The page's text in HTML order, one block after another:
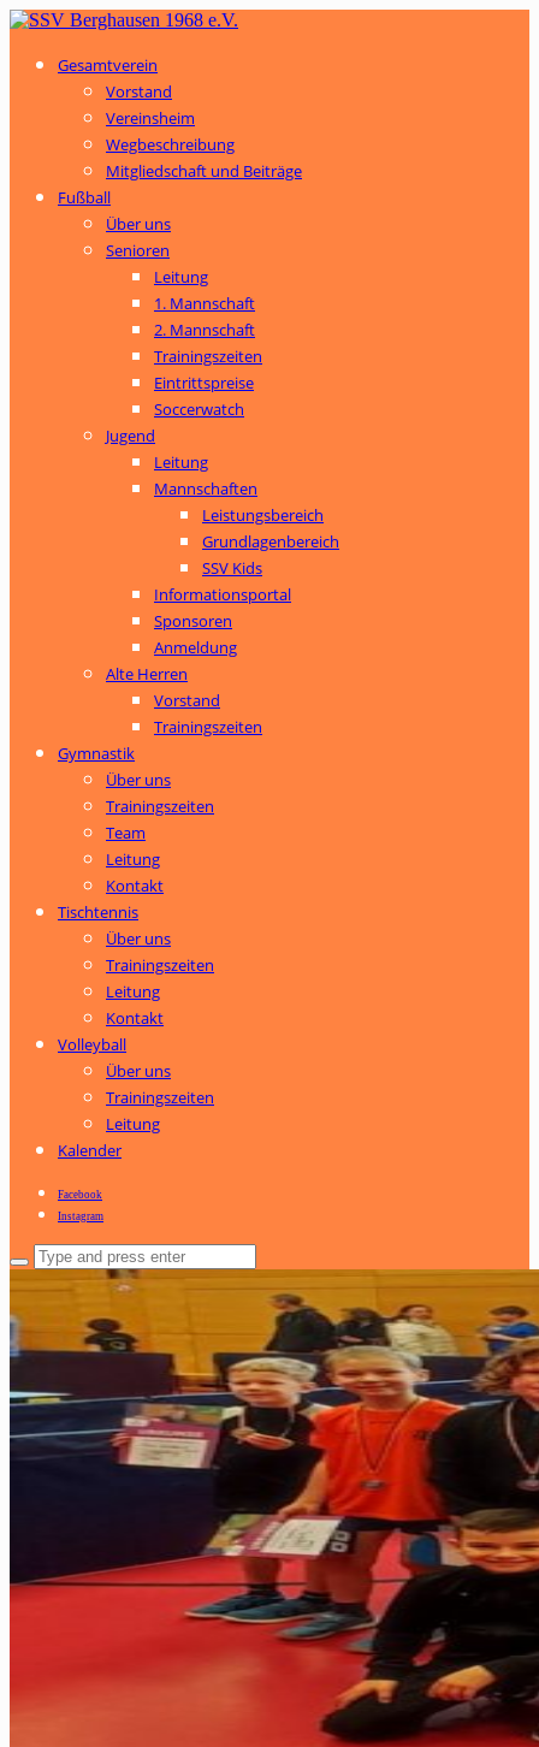
Gesamtverein
Vorstand
Vereinsheim
Wegbeschreibung
Mitgliedschaft und Beiträge
Fußball
Über uns
Senioren
Leitung
1. Mannschaft
2. Mannschaft
Trainingszeiten
Eintrittspreise
Soccerwatch
Jugend
Leitung
Mannschaften
Leistungsbereich
Grundlagenbereich
SSV Kids
Informationsportal
Sponsoren
Anmeldung
Alte Herren
Vorstand
Trainingszeiten
Gymnastik
Über uns
Trainingszeiten
Team
Leitung
Kontakt
Tischtennis
Über uns
Trainingszeiten
Leitung
Kontakt
Volleyball
Über uns
Trainingszeiten
Leitung
Kalender
Facebook
Instagram